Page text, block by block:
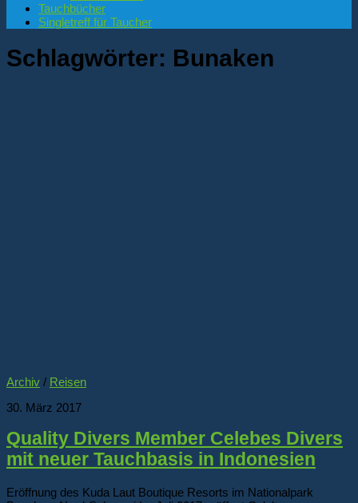
Tauchbücher
Singletreff für Taucher
Schlagwörter: Bunaken
Archiv / Reisen
30. März 2017
Quality Divers Member Celebes Divers
mit neuer Tauchbasis in Indonesien
Eröffnung des Kuda Laut Boutique Resorts im Nationalpark